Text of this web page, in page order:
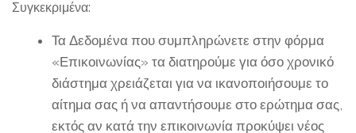
Συγκεκριμένα:
Τα Δεδομένα που συμπληρώνετε στην φόρμα
«Επικοινωνίας» τα διατηρούμε για όσο χρονικό
διάστημα χρειάζεται για να ικανοποιήσουμε το
αίτημα σας ή να απαντήσουμε στο ερώτημα σας,
εκτός αν κατά την επικοινωνία προκύψει νέος